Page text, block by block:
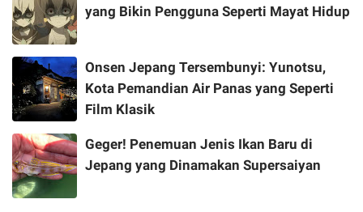
yang Bikin Pengguna Seperti Mayat Hidup
Onsen Jepang Tersembunyi: Yunotsu,
Kota Pemandian Air Panas yang Seperti
Film Klasik
Geger! Penemuan Jenis Ikan Baru di
Jepang yang Dinamakan Supersaiyan